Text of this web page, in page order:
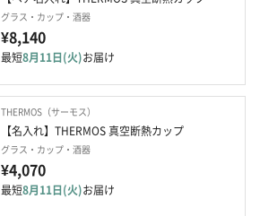
グラス・カップ・酒器
¥8,140
最短8月11日(火)お届け
THERMOS（サーモス）
【名入れ】THERMOS 真空断熱カップ
グラス・カップ・酒器
¥4,070
最短8月11日(火)お届け